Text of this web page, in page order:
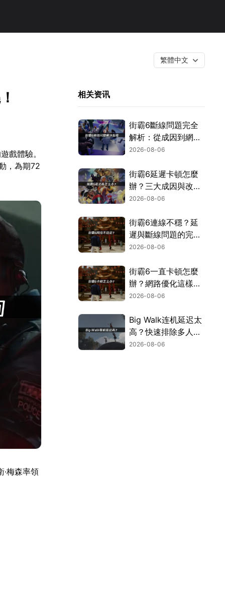
繁體中文
戲體驗。
，為期72
梅森率領
相关资讯
街霸6斷線問題完全
解析：從成因到網路
優化的實用攻略！
2026-08-06
街霸6延遲卡頓怎麼
辦？三大成因與改善
對策！
2026-08-06
街霸6連線不穩？延
遲與斷線問題的完整
解決指南！
2026-08-06
街霸6一直卡頓怎麼
辦？網路優化這樣解
決！
2026-08-06
Big Walk连机延迟太
高？快速排除多人游
玩卡顿困扰！
2026-08-06